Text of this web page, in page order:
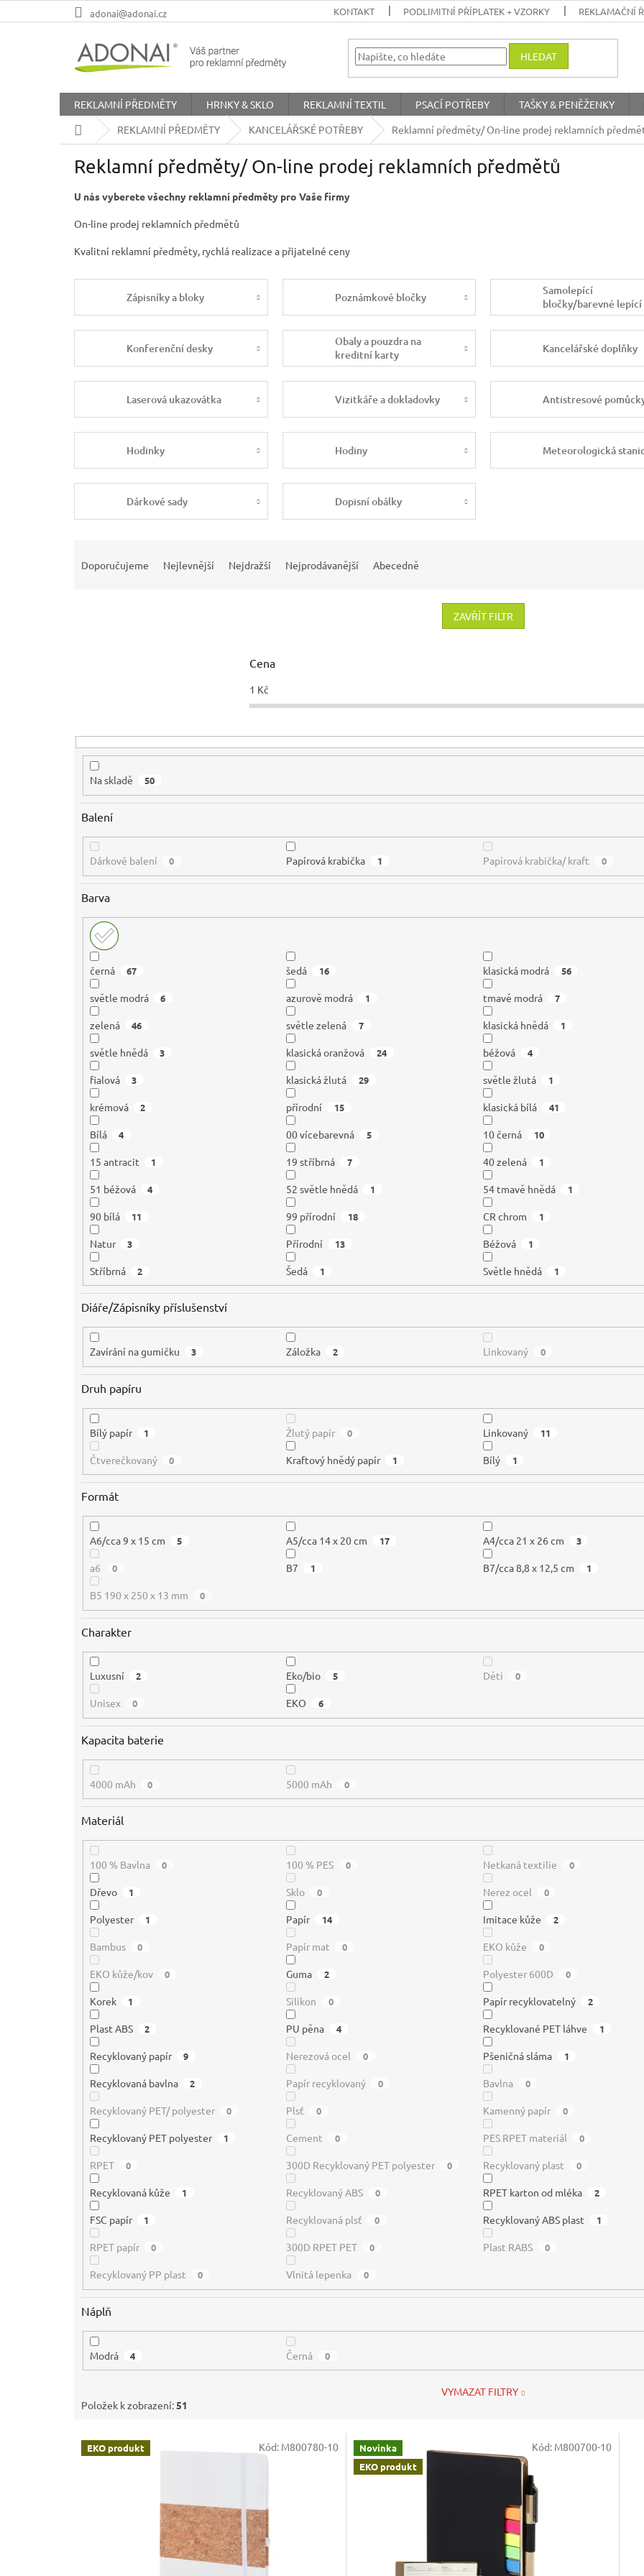
na
adonai@adonai.cz KONTAKT PODLIMITNÍ PŘÍPLATEK + VZORKY REKLAMAČNÍ
HLEDAT
REKLAMNÍ PŘEDMĚTY HRNKY & SKLO REKLAMNÍ TEXTIL PSACÍ POTŘEBY TAŠKY & PENĚŽENKY
Domů
REKLAMNÍ PŘEDMĚTY KANCELÁŘSKÉ POTŘEBY Reklamní předměty/ On-line prodej reklamních
Reklamní předměty/ On-line prodej reklamních předmětů
U nás vyberete všechny reklamní předměty pro Vaše firmy
On-line prodej reklamních předmětů
Kvalitní reklamní předměty, rychlá realizace a přijatelné ceny
Zápisníky a bloky Poznámkové bločky
Samolepící
bločky/barevné lepící
papírky
Konferenční desky
Obaly a pouzdra na
kreditní karty
Kancelářské doplňky
Laserová ukazovátka Vizitkáře a dokladovky Antistresové
Hodinky Hodiny Meteorologická
Dárkové sady Dopisní obálky
t
ů
Doporučujeme Nejlevnější Nejdražší Nejprodávanější Abecedně
ZAVŘÍT FILTR
Cena
1 Kč
Na skladě 50
Balení
Dárkové balení 0 Papírová krabička 1 Papírová krabička/ kraft 0
Barva
černá 67 šedá 16 klasická modrá 56
světle modrá 6 azurově modrá 1 tmavě modrá 7
zelená 46 světle zelená 7 klasická hnědá 1
světle hnědá 3 klasická oranžová 24 béžová 4
fialová 3 klasická žlutá 29 světle žlutá 1
krémová 2 přírodní 15 klasická bílá 41
Bílá 4 00 vícebarevná 5 10 černá 10
15 antracit 1 19 stříbrná 7 40 zelená 1
51 béžová 4 52 světle hnědá 1 54 tmavě hnědá 1
90 bílá 11 99 přírodní 18 CR chrom 1
Natur 3 Přírodní 13 Béžová 1
Stříbrná 2 Šedá 1 Světle hnědá 1
Diáře/Zápisníky příslušenství
Zavírání na gumičku 3 Záložka 2 Linkovaný 0
Druh papíru
Bílý papír 1 Žlutý papír 0 Linkovaný 11
Čtverečkovaný 0 Kraftový hnědý papír 1 Bílý 1
Formát
A6/cca 9 x 15 cm 5 A5/cca 14 x 20 cm 17 A4/cca 21 x 26 cm 3
a6 0 B7 1 B7/cca 8,8 x 12,5 cm 1
B5 190 x 250 x 13 mm 0
Charakter
Luxusní 2 Eko/bio 5 Děti 0
Unisex 0 EKO 6
Kapacita baterie
4000 mAh 0 5000 mAh 0
Materiál
100 % Bavlna 0 100 % PES 0 Netkaná textilie 0
Dřevo 1 Sklo 0 Nerez ocel 0
Polyester 1 Papír 14 Imitace kůže 2
Bambus 0 Papír mat 0 EKO kůže 0
EKO kůže/kov 0 Guma 2 Polyester 600D 0
Korek 1 Silikon 0 Papír recyklovatelný 2
Plast ABS 2 PU pěna 4 Recyklované PET láhve 1
Recyklovaný papír 9 Nerezová ocel 0 Pšeničná sláma 1
Recyklovaná bavlna 2 Papír recyklovaný 0 Bavlna 0
Recyklovaný PET/ polyester 0 Plsť 0 Kamenný papír 0
Recyklovaný PET polyester 1 Cement 0 PES RPET materiál 0
RPET 0 300D Recyklovaný PET polyester 0 Recyklovaný plast 0
Recyklovaná kůže 1 Recyklovaný ABS 0 RPET karton od mléka 2
FSC papír 1 Recyklovaná plsť 0 Recyklovaný ABS plast 1
RPET papír 0 300D RPET PET 0 Plast RABS 0
Recyklovaný PP plast 0 Vlnitá lepenka 0
Náplň
Modrá 4 Černá 0
VYMAZAT FILTRY
Položek k zobrazení:51
V EKO produkt Kód: M800780-10
Novinka
EKO produkt
Kód: M800700-10